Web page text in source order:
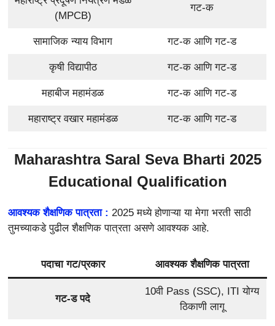
(MPCB)
गट-क
सामाजिक न्याय विभाग गट-क आणि गट-ड
कृषी विद्यापीठ गट-क आणि गट-ड
महाबीज महामंडळ गट-क आणि गट-ड
महाराष्ट्र वखार महामंडळ गट-क आणि गट-ड
Maharashtra Saral Seva Bharti 2025
Educational Qualification
आवश्यक शैक्षणिक पात्रता : 2025 मध्ये होणाऱ्या या मेगा भरती साठी
तुमच्याकडे पुढील शैक्षणिक पात्रता असणे आवश्यक आहे.
पदाचा गट/प्रकार आवश्यक शैक्षणिक पात्रता
गट-ड पदे
10वी Pass (SSC), ITI योग्य
ठिकाणी लागू